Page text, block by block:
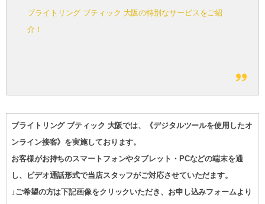
ブライトリング ブティック 大阪の特別なサービスをご紹
介！
ブライトリング ブティック 大阪では、《デジタルツールを使用したオ
ンライン接客》を実施しております。
お客様がお持ちのスマートフォンやタブレット・PCなどの端末を通
し、ビデオ通話形式で当店スタッフがご対応させていただます。
↓ご希望の方は下記画像をクリックいただき、お申し込みフォームより